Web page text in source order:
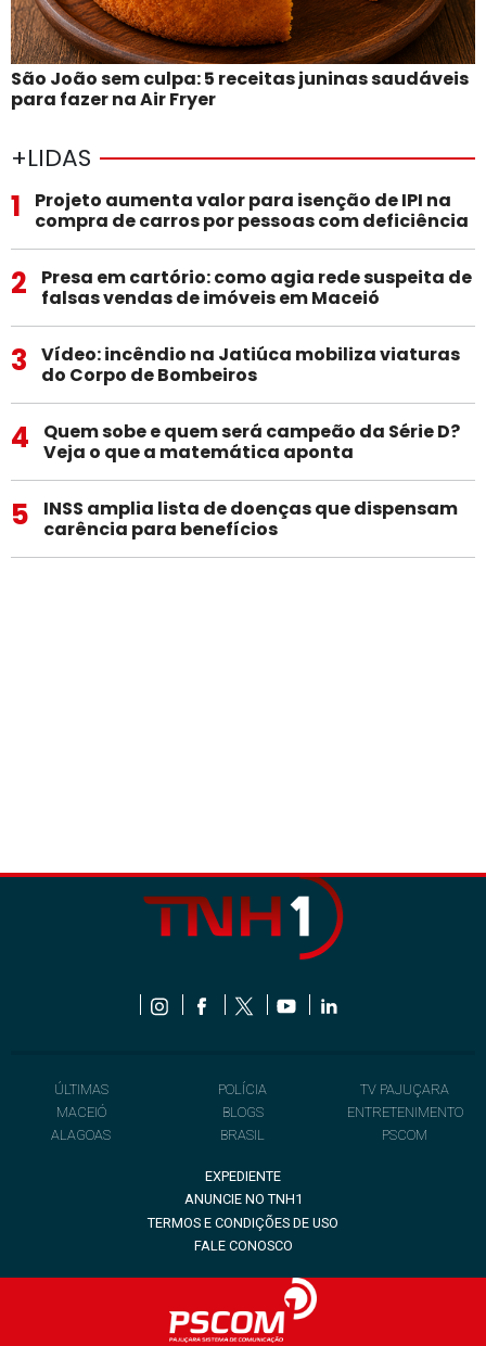
São João sem culpa: 5 receitas juninas saudáveis
para fazer na Air Fryer
+LIDAS
1
Projeto aumenta valor para isenção de IPI na
compra de carros por pessoas com deficiência
2
Presa em cartório: como agia rede suspeita de
falsas vendas de imóveis em Maceió
3
Vídeo: incêndio na Jatiúca mobiliza viaturas
do Corpo de Bombeiros
4
Quem sobe e quem será campeão da Série D?
Veja o que a matemática aponta
5
INSS amplia lista de doenças que dispensam
carência para benefícios
ÚLTIMAS
MACEIÓ
ALAGOAS
POLÍCIA
BLOGS
BRASIL
TV PAJUÇARA
ENTRETENIMENTO
PSCOM
EXPEDIENTE
ANUNCIE NO TNH1
TERMOS E CONDIÇÕES DE USO
FALE CONOSCO